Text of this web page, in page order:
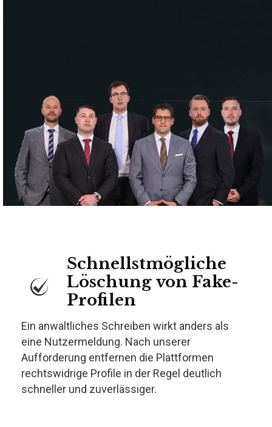
Schnellstmögliche
Löschung von Fake-
Profilen
Ein anwaltliches Schreiben wirkt anders als
eine Nutzermeldung. Nach unserer
Aufforderung entfernen die Plattformen
rechtswidrige Profile in der Regel deutlich
schneller und zuverlässiger.